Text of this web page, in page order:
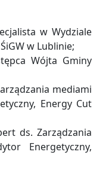
w Wydziale
w Lublinie;
Wójta Gminy
mediami
Energy Cut
ds. Zarządzania
Energetyczny,